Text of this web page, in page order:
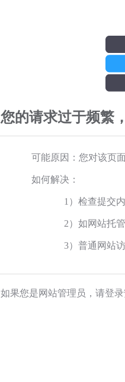
您的请求过于频繁
可能原因：您对该页
如何解决：
1）检查提交
2）如网站托
3）普通网站
如果您是网站管理员，请登